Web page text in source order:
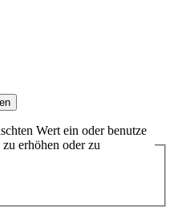
Wert ein oder benutze
erhöhen oder zu